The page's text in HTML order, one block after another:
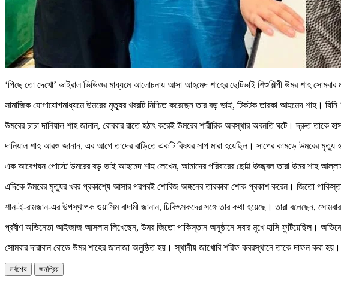
‘পিছে তো দেখো’ ভাইরাল ভিডিওর মাধ্যমে আলোচনায় আসা আহমেদ শাহের ছোটভাই শিশুশিল্পী উমর শাহ সোমবার
সামাজিক যোগাযোগমাধ্যমে উমরের মৃত্যুর খবরটি নিশ্চিত করেছেন তার বড় ভাই, টিকটক তারকা আহমেদ শাহ। যিনি
উমরের চাচা দানিয়াল শাহ জানান, রোববার রাতে হঠাৎ করেই উমরের শারীরিক অবস্থার অবনতি ঘটে। দ্রুত
দানিয়াল শাহ আরও জানান, এর আগে তাদের বাড়িতে একটি বিষধর সাপ মারা হয়েছিল। সাপের কামড়ে উমরের মৃত্যু
এক আবেগঘন পোস্টে উমরের বড় ভাই আহমেদ শাহ লেখেন, আমাদের পরিবারের ছোট্ট উজ্জ্বল তারা উমর শাহ
এদিকে উমরের মৃত্যুর খবর প্রকাশ্যে আসার পরপরই শোবিজ অঙ্গনের তারকারা শোক প্রকাশ করেন। জিতো
শান-ই-রামজান-এর উপস্থাপক ওয়াসিম বাদামী জানান, চিকিৎসকদের সঙ্গে তার কথা হয়েছে। তারা বলেছেন,
প্রবীণ অভিনেতা আইজাজ আসলাম লিখেছেন, উমর জিতো পাকিস্তান অনুষ্ঠানে সবার মুখে হাসি ফুটিয়েছিল।
সোমবার দারাবান রোডে উমর শাহের জানাজা অনুষ্ঠিত হয়। স্থানীয় জাখোরি শরিফ কবরস্থানে তাকে দাফন করা
সর্বশেষ জনপ্রিয়